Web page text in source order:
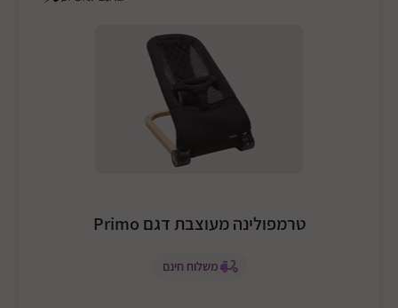
טרמפולינה מעוצבת דגם Primo
משלוח חינם